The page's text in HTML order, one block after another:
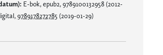
E-bok, epub2, 9789100132958 (2012-
9789178272785 (2019-01-29)